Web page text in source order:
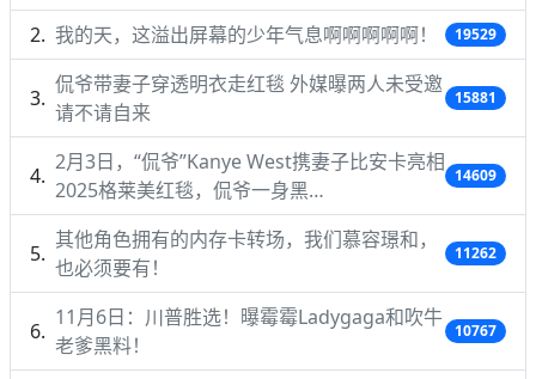
我的天，这溢出屏幕的少年气息啊啊啊啊啊！ 19529
侃爷带妻子穿透明衣走红毯 外媒曝两人未受邀
请不请自来
15881
2月3日，“侃爷”Kanye West携妻子比安卡亮相
2025格莱美红毯，侃爷一身黑…
14609
其他角色拥有的内存卡转场，我们慕容璟和，
也必须要有！
11262
11月6日：川普胜选！曝霉霉Ladygaga和吹牛
老爹黑料！
10767